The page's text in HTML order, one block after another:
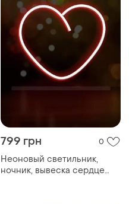
799 грн 0
Неоновый светильник,
ночник, вывеска сердце